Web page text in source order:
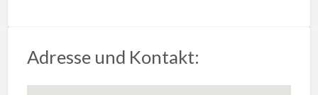
Adresse und Kontakt: